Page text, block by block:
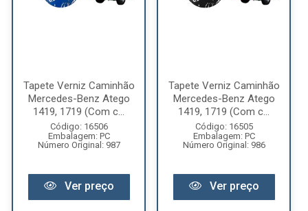
Tapete Verniz Caminhão
Mercedes-Benz Atego
1419, 1719 (Com c...
Código: 16506
Embalagem: PC
Número Original: 987
Ver preço
Tapete Verniz Caminhão
Mercedes-Benz Atego
1419, 1719 (Com c...
Código: 16505
Embalagem: PC
Número Original: 986
Ver preço